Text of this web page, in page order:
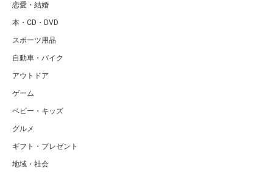
恋愛・結婚
本・CD・DVD
スポーツ用品
自動車・バイク
アウトドア
ゲーム
ベビー・キッズ
グルメ
ギフト・プレゼント
地域・社会